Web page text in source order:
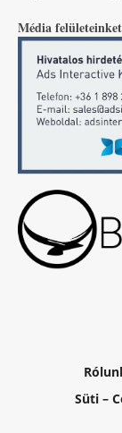
Média
Süti –